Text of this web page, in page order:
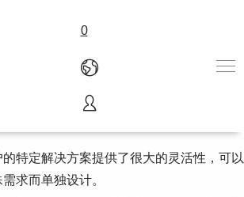
0
特定解决方案提供了很大的灵活性，可以
求而单独设计。